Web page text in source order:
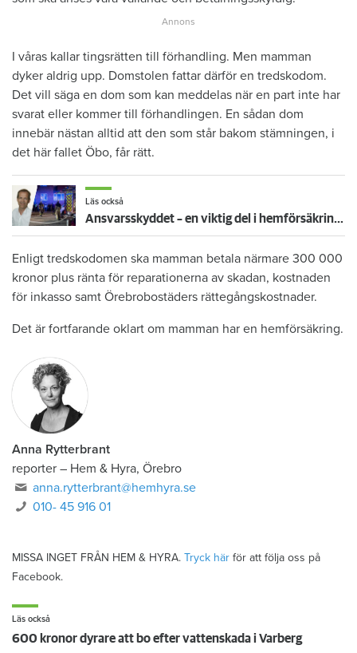
I våras kallar tingsrätten till förhandling. Men mamman
dyker aldrig upp. Domstolen fattar därför en tredskodom.
Det vill säga en dom som kan meddelas när en part inte har
svarat eller kommer till förhandlingen. En sådan dom
innebär nästan alltid att den som står bakom stämningen, i
det här fallet Öbo, får rätt.
Läs också
Ansvarsskyddet – en viktig del i hemförsäkringen
Enligt tredskodomen ska mamman betala närmare 300 000
kronor plus ränta för reparationerna av skadan, kostnaden
för inkasso samt Örebrobostäders rättegångskostnader.
Det är fortfarande oklart om mamman har en hemförsäkring.
Anna Rytterbrant
reporter – Hem & Hyra, Örebro
anna.rytterbrant@hemhyra.se
010- 45 916 01
MISSA INGET FRÅN HEM & HYRA. Tryck här för att följa oss på
Facebook.
Läs också
600 kronor dyrare att bo efter vattenskada i Varberg